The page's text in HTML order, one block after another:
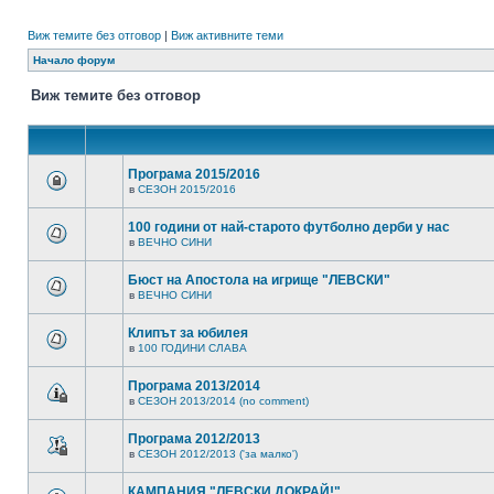
Виж темите без отговор | Виж активните теми
Начало форум
Виж темите без отговор
Програма 2015/2016
в СЕЗОН 2015/2016
100 години от най-старото футболно дерби у нас
в ВЕЧНО СИНИ
Бюст на Апостола на игрище "ЛЕВСКИ"
в ВЕЧНО СИНИ
Клипът за юбилея
в 100 ГОДИНИ СЛАВА
Програма 2013/2014
в СЕЗОН 2013/2014 (no comment)
Програма 2012/2013
в СЕЗОН 2012/2013 ('за малко')